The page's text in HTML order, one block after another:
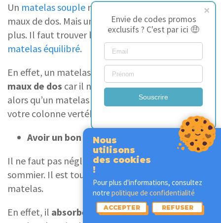
Un matelas souple n’est pas adapté pour les
maux de dos. Mais un
matelas trop fermenon
plus. Il faut trouver le juste milieu, avec un
matelas équilibré.
En effet, un matelas trop ferme
maux de dos car il n’épousera pas votre corps
alors qu’un matelas mou ne maintiendra pas
votre colonne vertébrale.
Avoir un bon sommier
Il ne faut pas négliger l’importance d’un bon
sommier. Il est tout aussi important qu’un bon
matelas.
En effet, il absorbe un tiers de vos mouvements
Envie de codes promos
exclusifs ? C'est par ici 🤑
Souscrire
Nous
utilisons
des cookies
!
Pour plus d'informations, consultez
notre politique de confidentialité
ACCEPTER REFUSER